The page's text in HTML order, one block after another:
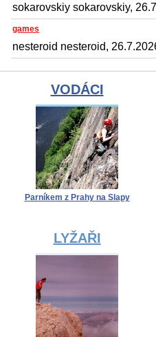
sokarovskiy sokarovskiy,
games
nesteroid nesteroid,
VODÁCI
Parníkem z Prahy na Slapy
LYŽAŘI